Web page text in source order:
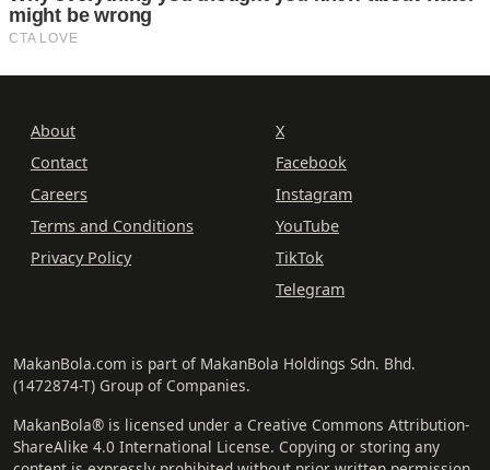
About
Contact
Careers
Terms and Conditions
Privacy Policy
X
Facebook
Instagram
YouTube
TikTok
Telegram
MakanBola.com is part of MakanBola Holdings Sdn. Bhd.
(1472874-T) Group of Companies.
MakanBola® is licensed under a Creative Commons Attribution-
ShareAlike 4.0 International License. Copying or storing any